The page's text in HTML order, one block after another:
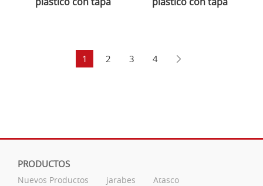
1 2 3 4
PRODUCTOS
Nuevos Productos jarabes
Atasco